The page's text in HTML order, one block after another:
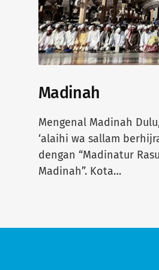
Madinah
Mengenal Madinah
‘alaihi wa sallam
dengan “Madinatur
Madinah”. Kota…